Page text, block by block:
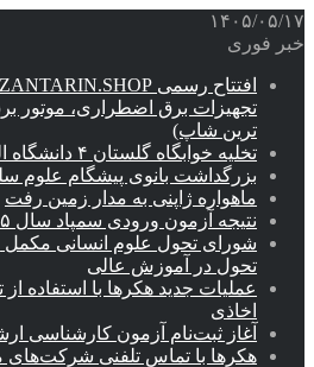
۱۴۰۵/۰۵/۱۷
خبر فوری
تجهیزات برق اضطراری، موتور
ترین شاپ)
تخلیه خوابگاه گلستان ۴ دانشگاه الزهرا(س) از امروز
بزرگداشت بانوی پیشگام علوم
ماهواره ژاپنی به مدار زمین رفت
نتیجه آزمون ورودی سمپاد سال ۱۴۰۵ اعلام شد
شورای تحول علوم انسانی مکمل
تحول در آموزش عالی
عملیات جدید هکرها با استفاده
اخاذی
آغاز ثبت‌نام‌ آزمون کارشناسی
هکرها با تماس تلفنی شرکت‌های